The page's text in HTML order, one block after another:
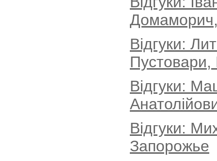
Домаморич,
Відгуки:
Пустовари,
Відгуки:
Відгуки:
Запорожье